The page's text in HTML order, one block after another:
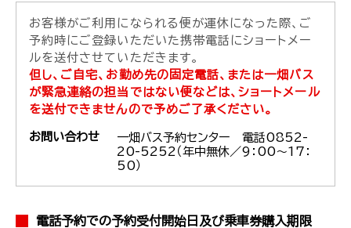
お客様がご利用になられる便が運休になった際、ご
予約時にご登録いただいた携帯電話にショートメー
ルを送付させていただきます。
但し、ご自宅、お勤め先の固定電話、または一畑バス
が緊急連絡の担当ではない便などは、ショートメール
を送付できませんので予めご了承ください。
お問い合わせ
一畑バス予約センター 電話0852-
20-5252（年中無休／9：00～17：
50）
電話予約での予約受付開始日及び乗車券購入期限